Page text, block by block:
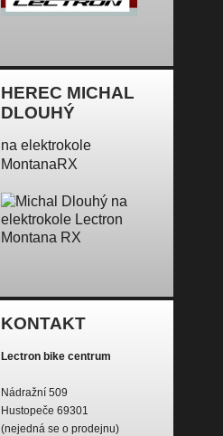
HEREC MICHAL
DLOUHÝ
na elektrokole
MontanaRX
KONTAKT
Lectron bike centrum
Nádražní 509
Hustopeče 69301
(nejedná se o prodejnu)